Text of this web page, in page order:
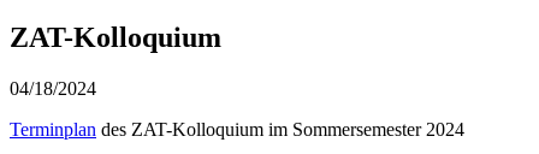
ZAT-Kolloquium
04/18/2024
Terminplan des ZAT-Kolloquium im Sommersemester 2024